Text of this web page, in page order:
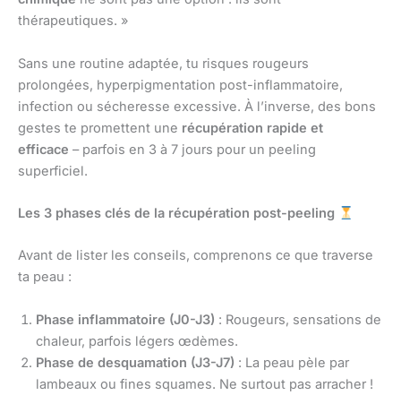
thérapeutiques. »
Sans une routine adaptée, tu risques rougeurs
prolongées, hyperpigmentation post-inflammatoire,
infection ou sécheresse excessive. À l’inverse, des bons
gestes te promettent une récupération rapide et
efficace – parfois en 3 à 7 jours pour un peeling
superficiel.
Les 3 phases clés de la récupération post-peeling
Avant de lister les conseils, comprenons ce que traverse
ta peau :
Phase inflammatoire (J0-J3) : Rougeurs, sensations de
chaleur, parfois légers œdèmes.
Phase de desquamation (J3-J7) : La peau pèle par
lambeaux ou fines squames. Ne surtout pas arracher !